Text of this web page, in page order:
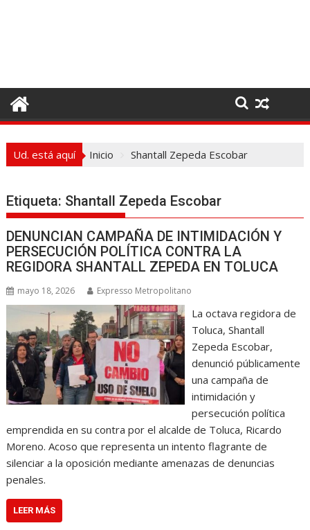
o
t
Ud. está aquí Inicio Shantall Zepeda Escobar
Etiqueta: Shantall Zepeda Escobar
DENUNCIAN CAMPAÑA DE INTIMIDACIÓN Y
PERSECUCIÓN POLÍTICA CONTRA LA
REGIDORA SHANTALL ZEPEDA EN TOLUCA
mayo 18, 2026 Expresso Metropolitano
La octava regidora de
Toluca, Shantall
Zepeda Escobar,
denunció públicamente
una campaña de
intimidación y
persecución política
emprendida en su contra por el alcalde de Toluca, Ricardo
Moreno. Acoso que representa un intento flagrante de
silenciar a la oposición mediante amenazas de denuncias
penales.
LEER MÁS